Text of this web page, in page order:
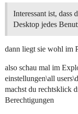
Interessant ist, dass
Desktop jedes
dann liegt sie wohl im
also schau mal im
einstellungen\all
machst du rechtsklick
Berechtigungen